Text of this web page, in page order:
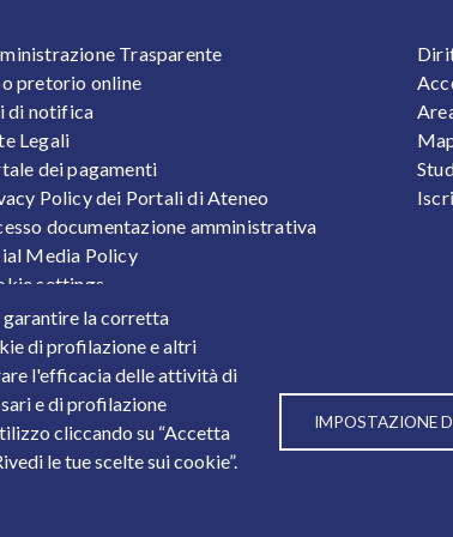
la corretta
di profilazione e altri
l'efficacia delle attività di
e di profilazione
cliccando su “Accetta
le tue scelte sui cookie”.
IMPOSTAZIONE
1 Trasparente
pretorio online
di notifica
Legali
dei pagamenti
Policy dei Portali di Ateneo
documentazione amministrativa
Media Policy
settings
Dati Personali